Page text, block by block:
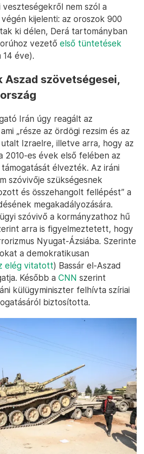
nem szól a
kijelenti: az oroszok 900
ki délen, Derá tartományban
vezető első tüntetések
éve).
Aszad szövetségesei,
Irán úgy reagált az
„része az ördögi rezsim és az
Izraelre, illetve arra, hogy az
2010-es évek első felében az
élvezték. Az iráni
szóvivője szükségesnek
és összehangolt fellépést” a
megakadályozására.
szóvivő a kormányzathoz hű
arra is figyelmeztetett, hogy
Nyugat-Ázsiába. Szerinte
a demokratikusan
elég vitatott) Bassár el-Aszad
Később a CNN szerint
külügyminiszter felhívta szíriai
biztosította.